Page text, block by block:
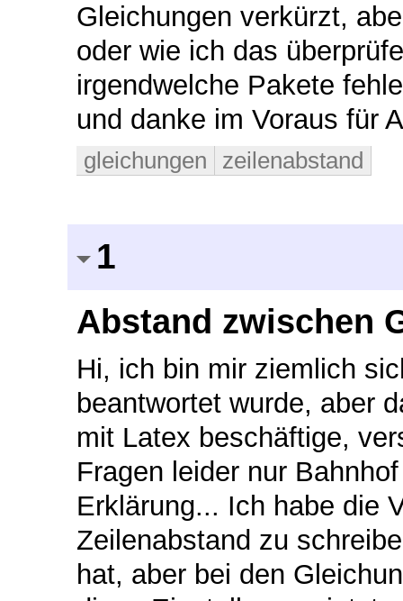
Gleichungen verkürzt,
oder wie ich das
irgendwelche Pakete
und danke im Voraus für
gleichungen zeilenabstand
1
Abstand zwischen
Hi, ich bin mir ziemlich
beantwortet wurde, aber
mit Latex beschäftige,
Fragen leider nur
Erklärung... Ich habe die
Zeilenabstand zu
hat, aber bei den